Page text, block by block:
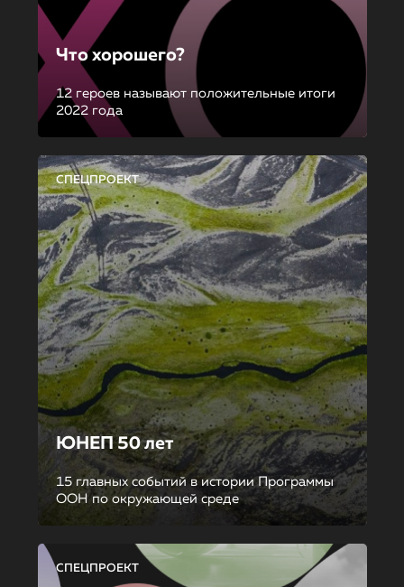
Что хорошего?
12 героев называют положительные итоги
2022 года
СПЕЦПРОЕКТ
ЮНЕП 50 лет
15 главных событий в истории Программы
ООН по окружающей среде
СПЕЦПРОЕКТ